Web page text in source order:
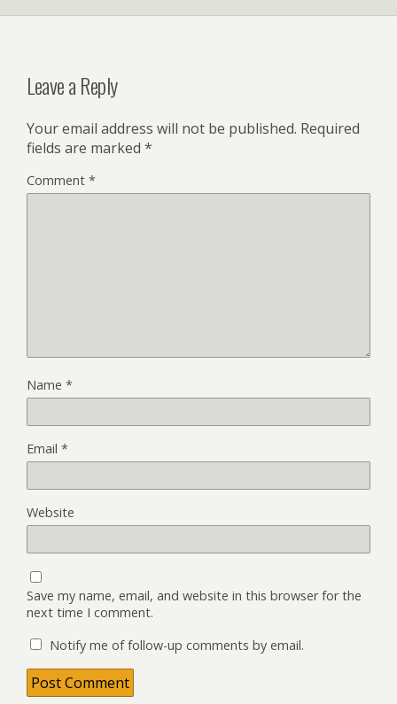
Leave a Reply
Your email address will not be published. Required
fields are marked *
Comment *
Name *
Email *
Website
Save my name, email, and website in this browser for the
next time I comment.
Notify me of follow-up comments by email.